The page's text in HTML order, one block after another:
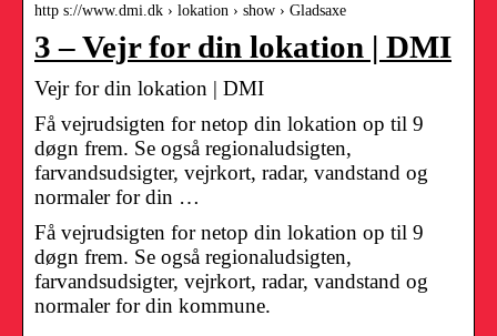
http s://www.dmi.dk › lokation › show › Gladsaxe
3 – Vejr for din lokation | DMI
Vejr for din lokation | DMI
Få vejrudsigten for netop din lokation op til 9
døgn frem. Se også regionaludsigten,
farvandsudsigter, vejrkort, radar, vandstand og
normaler for din …
Få vejrudsigten for netop din lokation op til 9
døgn frem. Se også regionaludsigten,
farvandsudsigter, vejrkort, radar, vandstand og
normaler for din kommune.